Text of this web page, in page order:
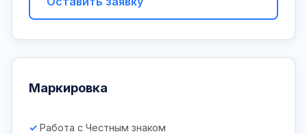
Маркировка
Работа с Честным знаком